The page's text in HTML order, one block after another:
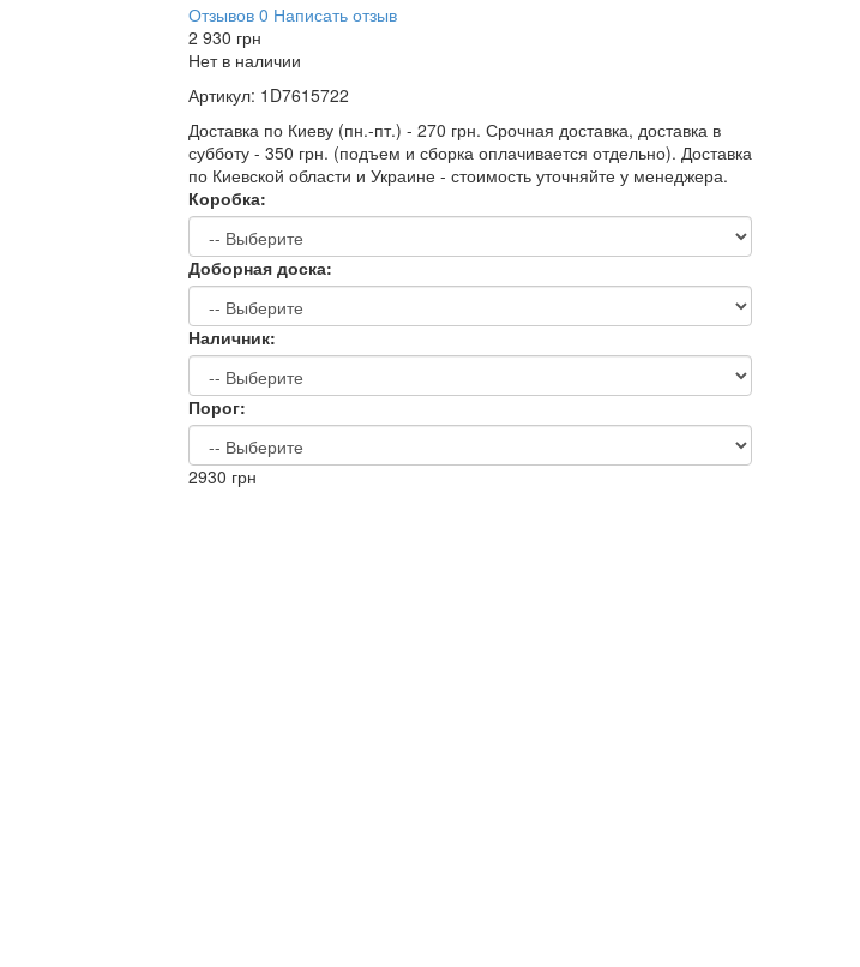
Отзывов 0 Написать отзыв
2 930 грн
Нет в наличии
Артикул: 1D7615722
Доставка по Киеву (пн.-пт.) - 270 грн. Срочная доставка, доставка в
субботу - 350 грн. (подъем и сборка оплачивается отдельно). Доставка
по Киевской области и Украине - стоимость уточняйте у менеджера.
Коробка:
Доборная доска:
Наличник:
Порог:
2930 грн